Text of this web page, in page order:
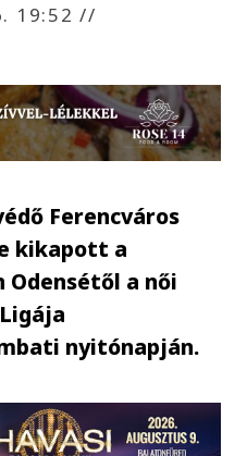
19:52//
Ferencváros
kikapott a
Odensétől a női
nyitónapján.